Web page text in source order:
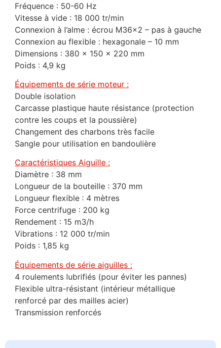
Fréquence : 50-60 Hz
Vitesse à vide : 18 000 tr/min
Connexion à l’alme : écrou M36x2 – pas à gauche
Connexion au flexible : hexagonale – 10 mm
Dimensions : 380 x 150 x 220 mm
Poids : 4,9 kg
Équipements de série moteur :
Double isolation
Carcasse plastique haute résistance (protection
contre les coups et la poussière)
Changement des charbons très facile
Sangle pour utilisation en bandoulière
Caractéristiques Aiguille :
Diamètre : 38 mm
Longueur de la bouteille : 370 mm
Longueur flexible : 4 mètres
Force centrifuge : 200 kg
Rendement : 15 m3/h
Vibrations : 12 000 tr/min
Poids : 1,85 kg
Équipements de série aiguilles :
4 roulements lubrifiés (pour éviter les pannes)
Flexible ultra-résistant (intérieur métallique
renforcé par des mailles acier)
Transmission renforcés